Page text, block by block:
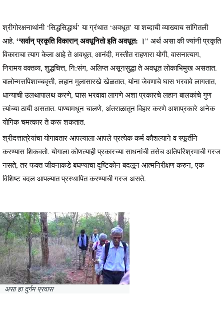
श्रीगोरक्षनाथांनी ‘सिद्धसिद्धार्थ’ या ग्रंथात ‘अवधूत’ या शब्दाची व्याख्याच सांगितली
आहे. “सर्वान् प्रकृति विकारान् अवधूनितो इति अवधूत: ।” अर्थ असा की ज्यांनी प्रकृति
विकाराचा त्याग केला आहे ते अवधूत, आनंदी, मस्तीत राहणारा योगी, वासनात्याग,
निरामय वक्तव्य, शुद्धचित्त, नि:संग, अलिप्त असूनसुद्धा ते अवधूत लोकाभिमुख असतात.
बालोन्मत्तपिशाच्चवृत्ती, लहान मुलासारखे खेळतात, यांना जेवणाचे घास भरवावे लागतात,
धान्याची उलथापालथ करणे, घास भरवावा लागणे अशा प्रकारचे लहान बालकांचे गुण
त्यांच्या ठायी असतात. पाण्यामधून चालणे, अंतराळातून विहार करणे अशाप्रकारे अनेक
योगिक चमत्कार ते करू शकतात.
श्रीदत्तात्रेयांचा योगावतार आपल्याला आपले प्रत्येक कर्म कौशल्याने व स्फूर्तीने
करण्यास शिकवतो. योगाला कोणत्याही प्रकारच्या साधनांची तसेच अतिपरिश्रमाची गरज
नसते, तर फक्त जीवनाकडे बघण्याचा दृष्टिकोन बदलून आत्मनिरीक्षण करुन, एक
विशिष्ट बदल आपल्यात प्रस्थापित करण्याची गरज असते.
असा हा दुर्गम प्रवास